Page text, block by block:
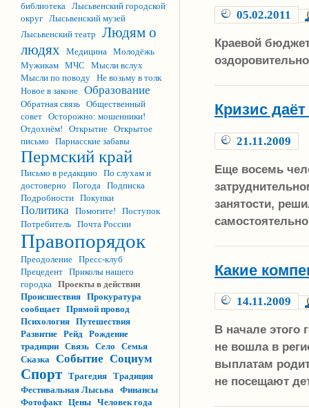
библиотека Лысьвенский городской
округ Лысьвенский музей
Лысьвенский театр
Людям о
людях Медицина Молодёжь
Мужикам МЧС
Мысли вслух
Мысли по поводу Не возьму в толк
Новое в законе Образование
Обратная связь Общественный
совет Осторожно: мошенники!
Отдохнём!
Открытие Открытое
письмо
Парнасские забавы
Пермский край
Письмо в редакцию По слухам и
достоверно
Погода Подписка
Подробности Покупки
Политика Помогите!
Поступок
Потребитель Почта России
Правопорядок
Преодоление Пресс-клуб
Прецедент Приколы нашего
городка Проекты в действии
Происшествия Прокуратура
сообщает Прямой провод
Психология Путешествия
Развитие Рейд Рождение
традиции Связь Село
Семья
Сказка Событие Социум
Спорт Трагедия Традиция
Фестивальная Лысьва Финансы
Фотофакт Цены Человек года
05.02.2011
Краевой
Кризис
21.11.2009
Еще восемь
занятости,
самостоятельно
Какие
14.11.2009
В начале этого
не вошла в
выплатам
не посещают